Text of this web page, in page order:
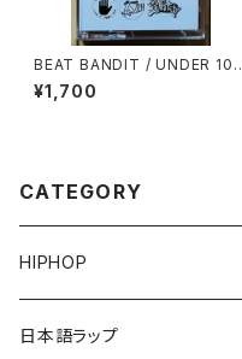
BEAT BANDIT / UNDER 100
0YEN BEATS(60 MINUTES
OF CHEAPNESS)
¥1,700
CATEGORY
HIPHOP
12"/7"
日本語ラップ